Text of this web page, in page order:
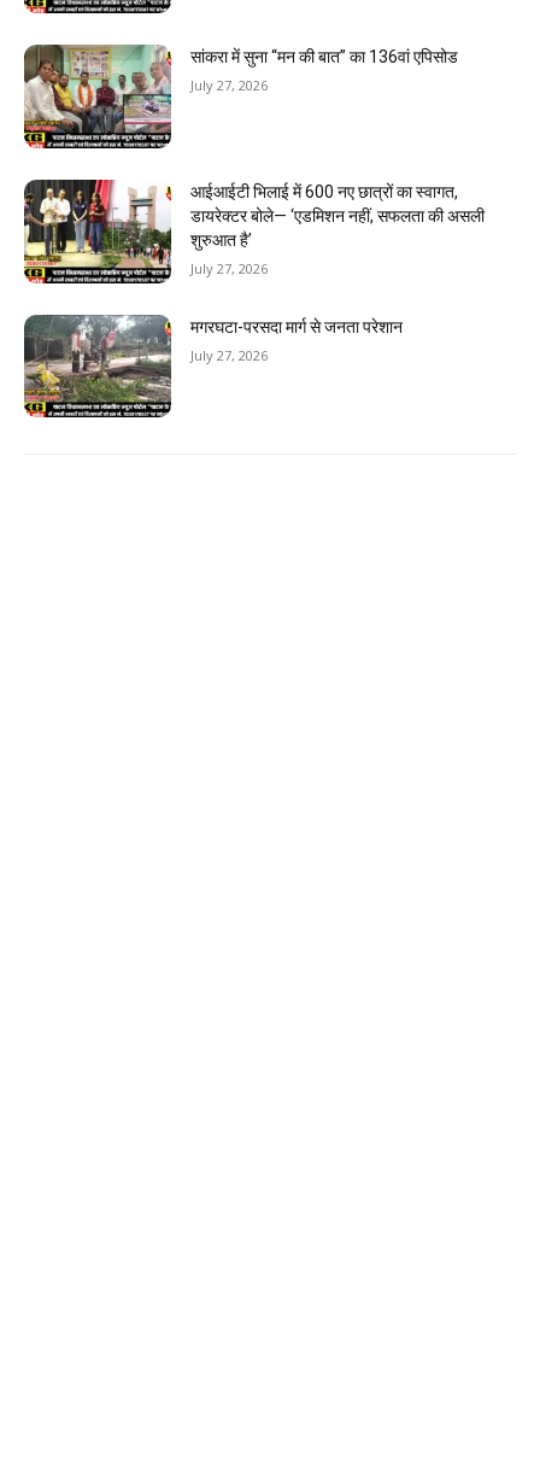
सांकरा में सुना “मन की बात” का 136वां एपिसोड
July 27, 2026
आईआईटी भिलाई में 600 नए छात्रों का स्वागत,
डायरेक्टर बोले— ‘एडमिशन नहीं, सफलता की असली
शुरुआत है’
July 27, 2026
मगरघटा-परसदा मार्ग से जनता परेशान
July 27, 2026